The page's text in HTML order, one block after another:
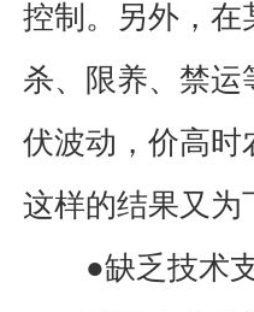
控制。另外，在
杀、限养、禁
伏波动，价高时
这样的结果又为
●缺乏技术支